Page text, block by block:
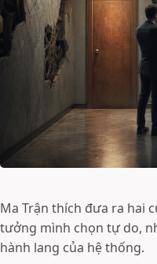
Ma Trận thích đưa ra hai
tưởng mình chọn tự do,
hành lang của hệ thống.